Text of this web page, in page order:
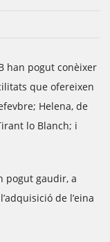
han pogut conèixer
que ofereixen
Helena, de
lo Blanch; i
pogut gaudir, a
de l’eina